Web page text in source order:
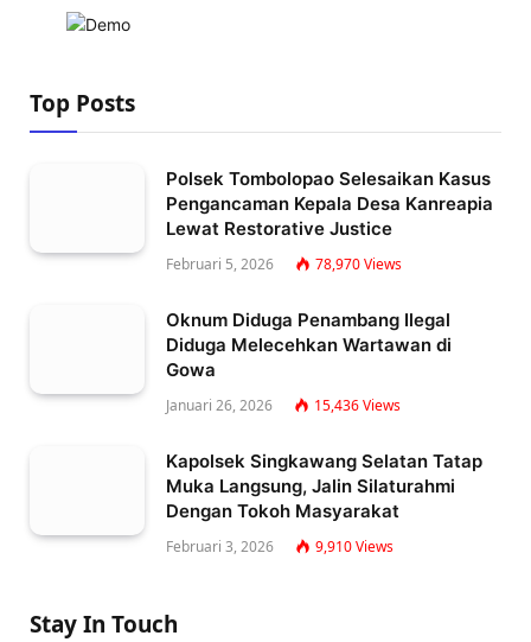
Top Posts
Polsek Tombolopao Selesaikan Kasus
Pengancaman Kepala Desa Kanreapia
Lewat Restorative Justice
Februari 5, 2026 78,970Views
Oknum Diduga Penambang Ilegal
Diduga Melecehkan Wartawan di
Gowa
Januari 26, 2026 15,436Views
Kapolsek Singkawang Selatan Tatap
Muka Langsung, Jalin Silaturahmi
Dengan Tokoh Masyarakat
Februari 3, 2026 9,910Views
Stay In Touch